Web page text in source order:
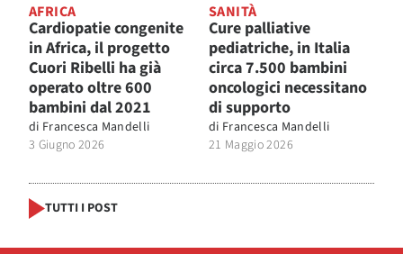
AFRICA
Cardiopatie congenite
in Africa, il progetto
Cuori Ribelli ha già
operato oltre 600
bambini dal 2021
di Francesca Mandelli
3 Giugno 2026
SANITÀ
Cure palliative
pediatriche, in Italia
circa 7.500 bambini
oncologici necessitano
di supporto
di Francesca Mandelli
21 Maggio 2026
TUTTI I POST